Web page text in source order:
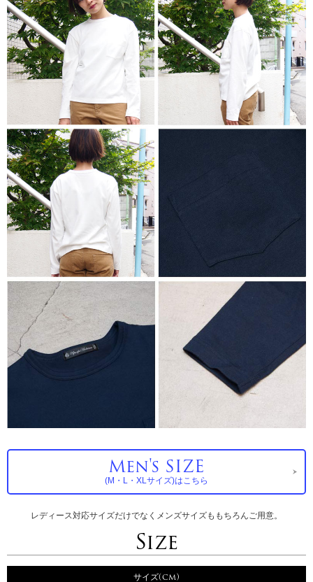
Men's SIZE
(M・L・XLサイズ)はこちら
レディース対応サイズだけでなくメンズサイズももちろんご用意。
Size
サイズ(cm)